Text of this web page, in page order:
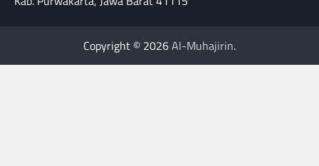
Copyright © 2026Al-Muhajirin.